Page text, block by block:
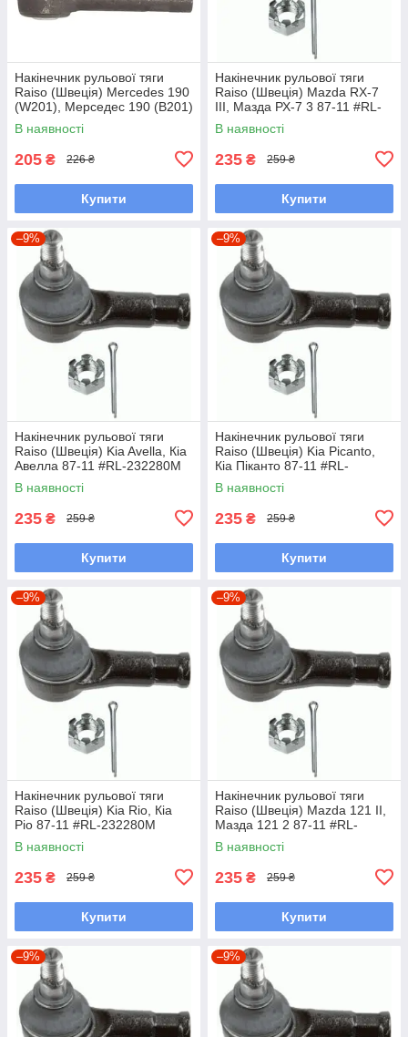
Накінечник рульової тяги
Raiso (Швеція) Mercedes 190
(W201), Мерседес 190 (В201)
82-93 #RL-338110M
UAGKZRA7
В наявності
205 ₴ 226 ₴
Купити
Накінечник рульової тяги
Raiso (Швеція) Mazda RX-7
III, Мазда РХ-7 3 87-11 #RL-
232280M UAWSCEN7
В наявності
235 ₴ 259 ₴
Купити
–9%
Накінечник рульової тяги
Raiso (Швеція) Kia Avella, Кіа
Авелла 87-11 #RL-232280M
UALPSKZ7
В наявності
235 ₴ 259 ₴
Купити
–9%
Накінечник рульової тяги
Raiso (Швеція) Kia Picanto,
Кіа Піканто 87-11 #RL-
232280M UAYINBP7
В наявності
235 ₴ 259 ₴
Купити
–9%
Накінечник рульової тяги
Raiso (Швеція) Kia Rio, Кіа
Ріо 87-11 #RL-232280M
UAYINBP7
В наявності
235 ₴ 259 ₴
Купити
–9%
Накінечник рульової тяги
Raiso (Швеція) Mazda 121 II,
Мазда 121 2 87-11 #RL-
232280M UAFKHJP7
В наявності
235 ₴ 259 ₴
Купити
–9% –9%